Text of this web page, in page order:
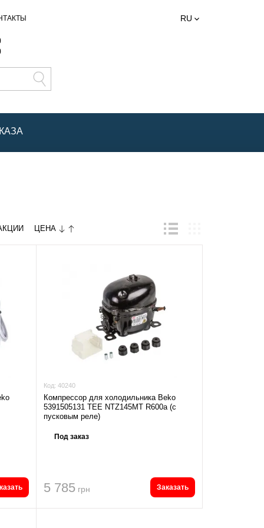
RU
ЦЕНА
Код: 40240
Компрессор для холодильника Beko
5391505131 TEE NTZ145MT R600a (с
пусковым реле)
Под заказ
5 785 грн Заказать